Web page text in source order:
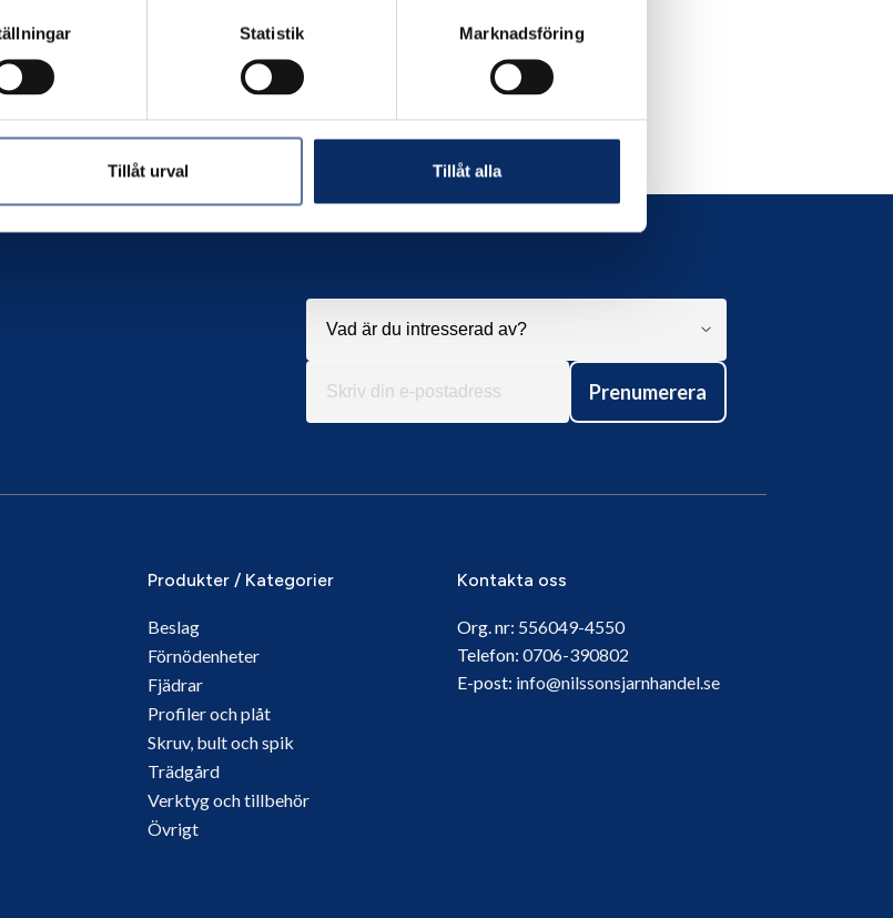
Statistik Marknadsföring
Tillåt urval Tillåt alla
Prenumerera
Produkter / Kategorier
Beslag
Förnödenheter
Fjädrar
Profiler och plåt
Skruv, bult och spik
Trädgård
Verktyg och tillbehör
Övrigt
Kontakta oss
Org. nr: 556049-4550
Telefon: 0706-390802
E-post: info@nilssonsjarnhandel.se